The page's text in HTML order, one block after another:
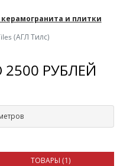
керамогранита и плитки
(АГЛ Тилс)
РУБЛЕЙ
ТОВАРЫ (1)